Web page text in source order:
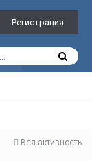
Регистрация
Вся активность